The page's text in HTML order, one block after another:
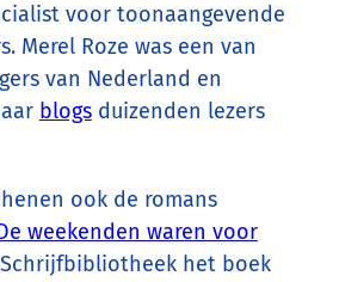
voor toonaangevende
Merel Roze was een van
van Nederland en
blogsduizenden lezers
ook de romans
weekenden waren voor
het boek